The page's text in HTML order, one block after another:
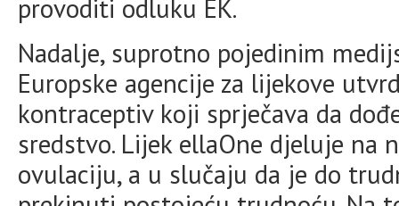
provoditi odluku EK.
Nadalje, suprotno pojedinim
Europske agencije za lijekove
kontraceptiv koji sprječava da
sredstvo. Lijek ellaOne djeluje na
ovulaciju, a u slučaju da je do